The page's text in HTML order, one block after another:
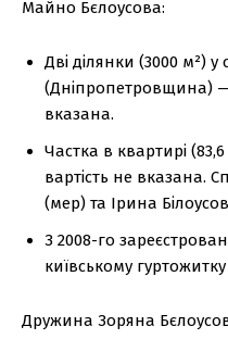
Майно Бєлоусова:
Дві ділянки (3000 м²) у
(Дніпропетровщина) —
вказана.
Частка в квартирі
вартість не вказана.
(мер) та Ірина
З 2008-го
київському
Дружина Зоряна